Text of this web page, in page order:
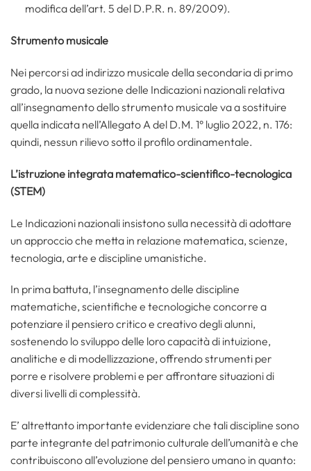
modifica dell’art. 5 del D.P.R. n. 89/2009).
Strumento musicale
Nei percorsi ad indirizzo musicale della secondaria di primo
grado, la nuova sezione delle Indicazioni nazionali relativa
all’insegnamento dello strumento musicale va a sostituire
quella indicata nell’Allegato A del D.M. 1° luglio 2022, n. 176:
quindi, nessun rilievo sotto il profilo ordinamentale.
L’istruzione integrata matematico-scientifico-tecnologica
(STEM)
Le Indicazioni nazionali insistono sulla necessità di adottare
un approccio che metta in relazione matematica, scienze,
tecnologia, arte e discipline umanistiche.
In prima battuta, l’insegnamento delle discipline
matematiche, scientifiche e tecnologiche concorre a
potenziare il pensiero critico e creativo degli alunni,
sostenendo lo sviluppo delle loro capacità di intuizione,
analitiche e di modellizzazione, offrendo strumenti per
porre e risolvere problemi e per affrontare situazioni di
diversi livelli di complessità.
E’ altrettanto importante evidenziare che tali discipline sono
parte integrante del patrimonio culturale dell’umanità e che
contribuiscono all’evoluzione del pensiero umano in quanto: